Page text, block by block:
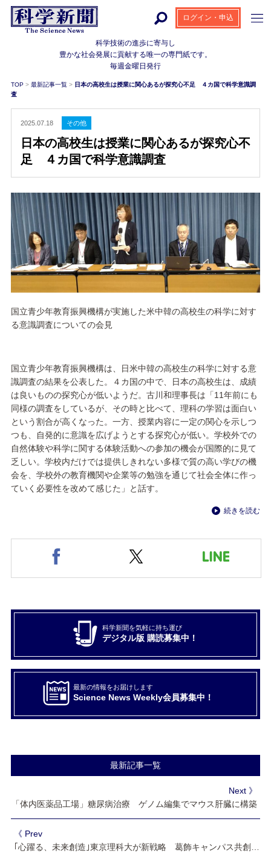
科学技術の進歩に寄与し
豊かな社会発展に貢献する唯一の専門紙です。
毎週金曜日発行
ログイン・申込
TOP > 最新記事一覧 > 日本の高校生は授業に関心あるが探究心不足 ４カ国で科学意識調
査
2025.07.18 その他
日本の高校生は授業に関心あるが探究心不
足 ４カ国で科学意識調査
国立青少年教育振興機構が実施した米中韓の高校生の科学に対す
る意識調査についての会見
国立青少年教育振興機構は、日米中韓の高校生の科学に対する意
識調査の結果を公表した。４カ国の中で、日本の高校生は、成績
は良いものの探究心が低いようだ。古川和理事長は「11年前にも
同様の調査をしているが、その時と比べて、理科の学習は面白い
という割合が高くなった。一方、授業内容に一定の関心を示しつ
つも、自発的に意識を広げようとする探究心が低い。学校外での
自然体験や科学に関する体験活動への参加の機会が国際的に見て
乏しい。学校内だけでは提供しきれない多様で質の高い学びの機
会を、学校外の教育機関や企業等の勉強を通じて社会全体に作っ
ていく必要性を改めて感じた」と話す。
続きを読む
科学新聞を気軽に持ち運び
デジタル版 購読募集中！
最新の情報をお届けします
Science News Weekly会員募集中！
最新記事一覧
Next 》
「体内医薬品工場」糖尿病治療 ゲノム編集でマウス肝臓に構築
《 Prev
｢心躍る、未来創造｣東京理科大が新戦略 葛飾キャンパス共創棟公開